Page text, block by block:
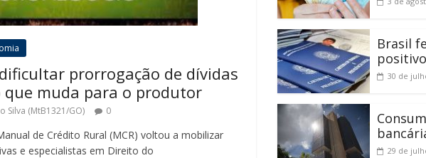
prorrogação de dívidas
muda para o produtor
Silva (MtB1321/GO) 0
de Crédito Rural (MCR) voltou a mobilizar
e especialistas em Direito do
Brasil
30 de
29 de